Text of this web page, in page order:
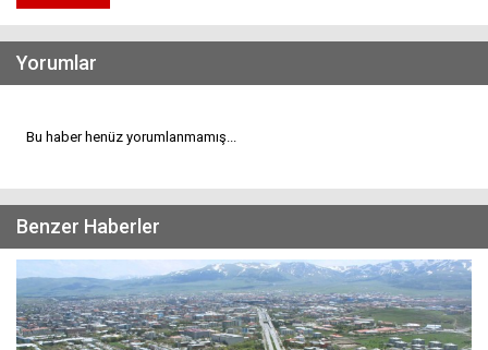
Yorumlar
Bu haber henüz yorumlanmamış...
Benzer Haberler